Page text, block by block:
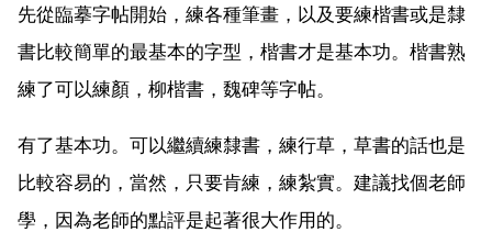
先從臨摹字帖開始，練各種筆畫，以及要練楷書或是隸
書比較簡單的最基本的字型，楷書才是基本功。楷書熟
練了可以練顏，柳楷書，魏碑等字帖。
有了基本功。可以繼續練隸書，練行草，草書的話也是
比較容易的，當然，只要肯練，練紮實。建議找個老師
學，因為老師的點評是起著很大作用的。